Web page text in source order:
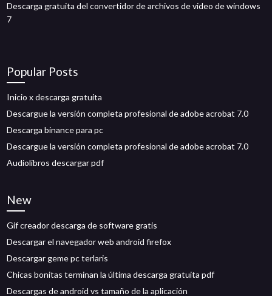
Descarga gratuita del convertidor de archivos de video de windows
7
Popular Posts
Inicio x descarga gratuita
Descargue la versión completa profesional de adobe acrobat 7.0
Descarga binance para pc
Descargue la versión completa profesional de adobe acrobat 7.0
Audiolibros descargar pdf
New
Gif creador descarga de software gratis
Descargar el navegador web android firefox
Descargar geme pc terlaris
Chicas bonitas terminan la última descarga gratuita pdf
Descargas de android vs tamaño de la aplicación